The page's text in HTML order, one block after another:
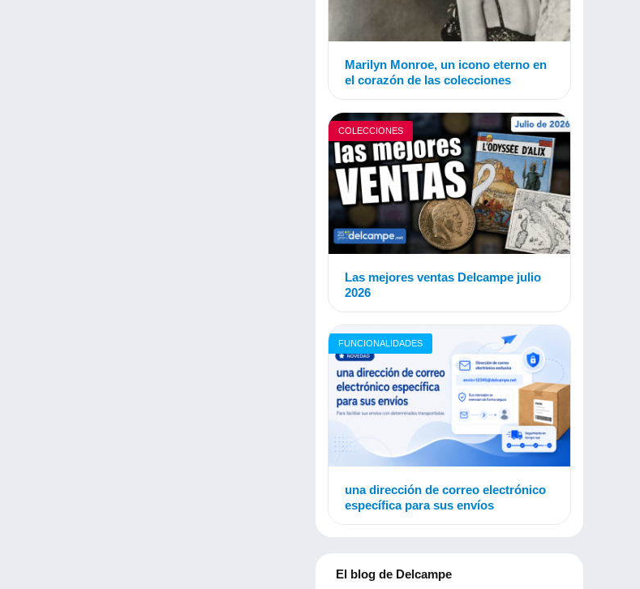
Marilyn Monroe, un icono eterno en
el corazón de las colecciones
COLECCIONES
Las mejores ventas Delcampe julio
2026
FUNCIONALIDADES
una dirección de correo electrónico
específica para sus envíos
El blog de Delcampe